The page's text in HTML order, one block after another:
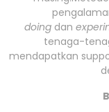
doing dan
tenaga-
mendapatkan